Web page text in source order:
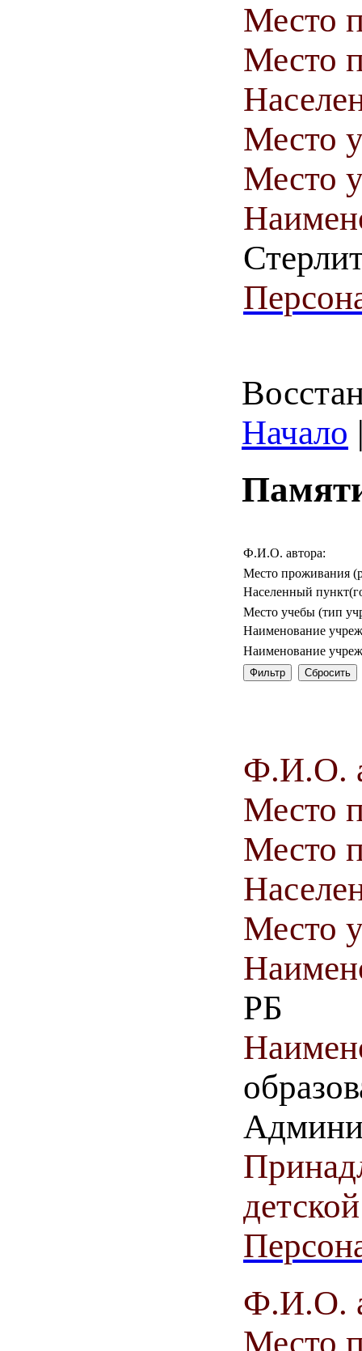
Место
Место
Место
Место
Начало
Ф.И.О. автора:
Место проживания
Населенный
Место учебы (тип
Наименование
Наименование
Ф.И.О.
Место
Место
Место
РБ
Ф.И.О.
Место